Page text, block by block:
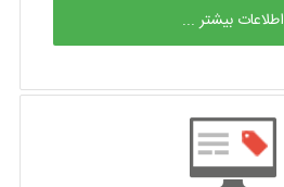
اطلاعات بیشتر ...